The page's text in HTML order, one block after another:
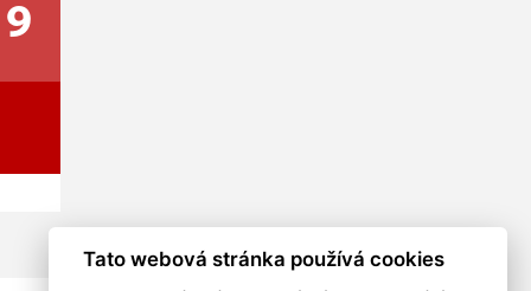
9
Tato webová stránka používá cookies